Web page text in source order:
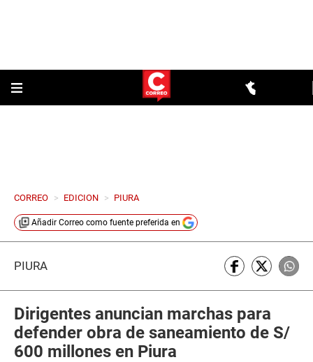
CORREO > EDICION > PIURA
Añadir Correo como fuente preferida en
PIURA
Dirigentes anuncian marchas para
defender obra de saneamiento de S/
600 millones en Piura